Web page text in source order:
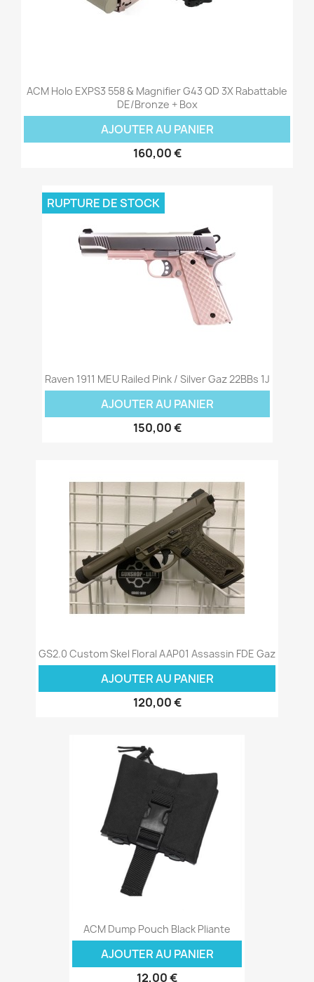
ACM Holo EXPS3 558 & Magnifier G43 QD 3X Rabattable
DE/Bronze + Box
AJOUTER AU PANIER
160,00 €
Raven 1911 MEU Railed Pink / Silver Gaz 22BBs 1J
AJOUTER AU PANIER
150,00 €
RUPTURE DE STOCK
GS2.0 Custom Skel Floral AAP01 Assassin FDE Gaz
AJOUTER AU PANIER
120,00 €
ACM Dump Pouch Black Pliante
AJOUTER AU PANIER
12,00 €